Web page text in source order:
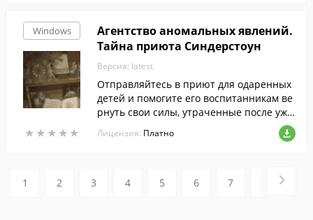
Windows
★ ★ ★ ★ ★
★ ★ ★ ★ ★
Агентство аномальных явлений.
Тайна приюта Синдерстоун
Версия: latest
Отправляйтесь в приют для одаренных
детей и помогите его воспитанникам ве
рнуть свои силы, утраченные после ужа
сного взрыва. Кому не давали покоя нео
бычные способности ребят и была на ру
альным явлениям. Обследуйте локации
Лицензия: Платно
1 2 3 4 5 6 7